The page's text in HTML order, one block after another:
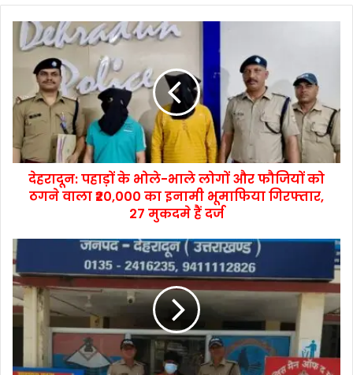
देहरादून: पहाड़ों के भोले-भाले लोगों और फौजियों को
ठगने वाला ₹20,000 का इनामी भूमाफिया गिरफ्तार,
27 मुकदमे हैं दर्ज